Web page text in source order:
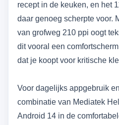
recept in de keuken, en het
daar genoeg scherpte voor.
van grofweg 210 ppi oogt
dit vooral een
dat je koopt voor kritische
Voor dagelijks appgebruik
combinatie van Mediatek
Android 14 in de